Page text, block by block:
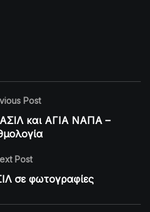
Post
και ΑΓΙΑ ΝΑΠΑ –
Post
σε φωτογραφίες